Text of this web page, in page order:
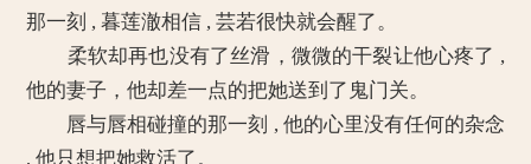
那一刻 , 暮莲澈相信 , 芸若很快就会醒了。
柔软却再也没有了丝滑，微微的干裂让他心疼了 ,
他的妻子，他却差一点的把她送到了鬼门关。
唇与唇相碰撞的那一刻 , 他的心里没有任何的杂念
, 他只想把她救活了。